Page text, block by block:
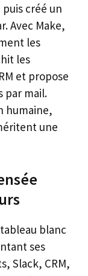
créé un
Avec Make,
les
les
et propose
par mail.
humaine,
une
blanc
ses
Slack, CRM,